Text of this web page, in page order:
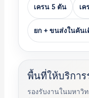
เครน 5 ตัน เ
ยก + ขนส่งในคันเ
พื้นที่ให้บริการ
รองรับงานในมหาวิ